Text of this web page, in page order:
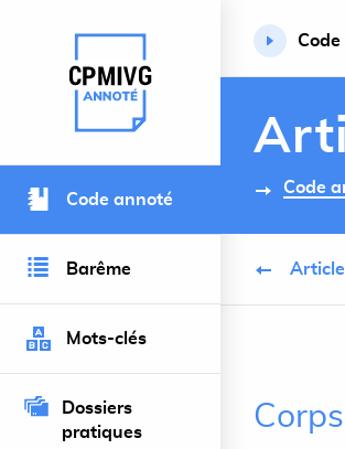
Retour à l’accueil du site
Code annoté
Barême
Mots-clés
Dossiers
pratiques
Code